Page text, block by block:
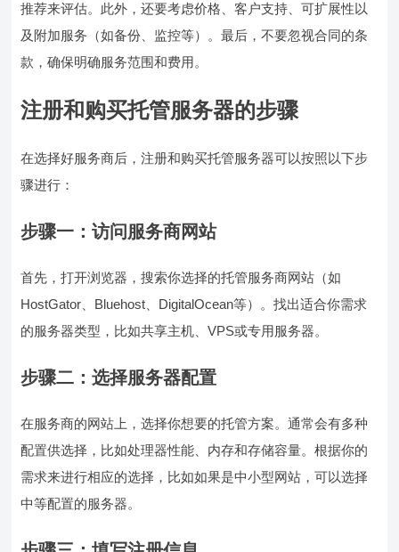
推荐来评估。此外，还要考虑价格、客户支持、可扩展性以
及附加服务（如备份、监控等）。最后，不要忽视合同的条
款，确保明确服务范围和费用。
注册和购买托管服务器的步骤
在选择好服务商后，注册和购买托管服务器可以按照以下步
骤进行：
步骤一：访问服务商网站
首先，打开浏览器，搜索你选择的托管服务商网站（如
HostGator、Bluehost、DigitalOcean等）。找出适合你需求
的服务器类型，比如共享主机、VPS或专用服务器。
步骤二：选择服务器配置
在服务商的网站上，选择你想要的托管方案。通常会有多种
配置供选择，比如处理器性能、内存和存储容量。根据你的
需求来进行相应的选择，比如如果是中小型网站，可以选择
中等配置的服务器。